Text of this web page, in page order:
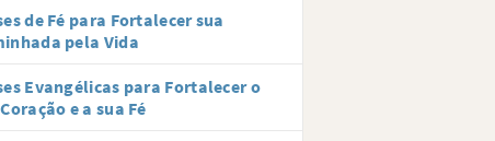
de Fé para Fortalecer sua
pela Vida
Evangélicas para Fortalecer o
e a sua Fé